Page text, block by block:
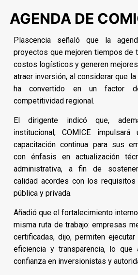
AGENDA DE
Plascencia señaló que la
proyectos que mejoren tiempos de
costos logísticos y generen
atraer inversión, al considerar que
ha convertido en un factor
competitividad regional.
El dirigente indicó que,
institucional, COMICE
capacitación continua para sus
con énfasis en actualización
administrativa, a fin de
calidad acordes con los
pública y privada.
Añadió que el fortalecimiento
misma ruta de trabajo: empresas
certificadas, dijo, permiten
eficiencia y transparencia, lo
confianza en inversionistas y